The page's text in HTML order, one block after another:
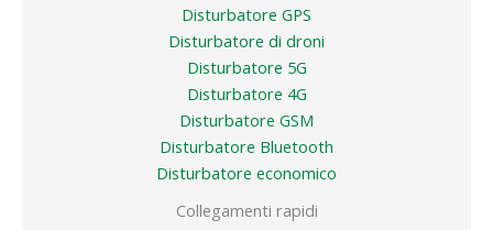
Disturbatore GPS
Disturbatore di droni
Disturbatore 5G
Disturbatore 4G
Disturbatore GSM
Disturbatore Bluetooth
Disturbatore economico
Collegamenti rapidi